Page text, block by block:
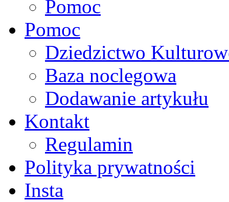
Pomoc
Pomoc
Dziedzictwo
Baza noclegowa
Dodawanie artykułu
Kontakt
Regulamin
Polityka prywatności
Insta